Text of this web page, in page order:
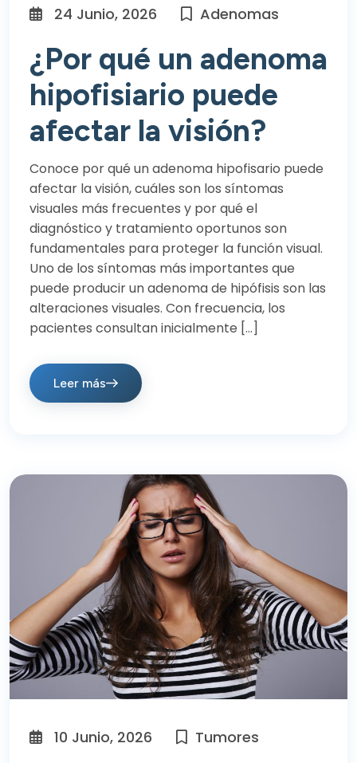
24 Junio, 2026 Adenomas
¿Por qué un adenoma
hipofisiario puede
afectar la visión?
Conoce por qué un adenoma hipofisario puede
afectar la visión, cuáles son los síntomas
visuales más frecuentes y por qué el
diagnóstico y tratamiento oportunos son
fundamentales para proteger la función visual.
Uno de los síntomas más importantes que
puede producir un adenoma de hipófisis son las
alteraciones visuales. Con frecuencia, los
pacientes consultan inicialmente […]
Leer más
10 Junio, 2026 Tumores